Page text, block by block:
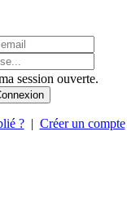
session ouverte.
?| Créer un compte